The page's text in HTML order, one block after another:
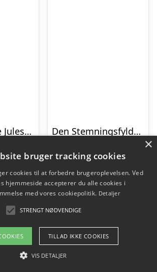
Den Klassiske Julesweater Sort – herre / mænd
Den Stemningsfyldte Julesweater Børn
Gå til shop
×
bruger tracking cookies
cookies til at forbedre brugeroplevelsen. Ved
hjemmeside accepterer du alle cookies i
med vores cookiepolitik. Detaljer
STRENGT NØDVENDIGE
TILLAD IKKE COOKIES
VIS DETALJER